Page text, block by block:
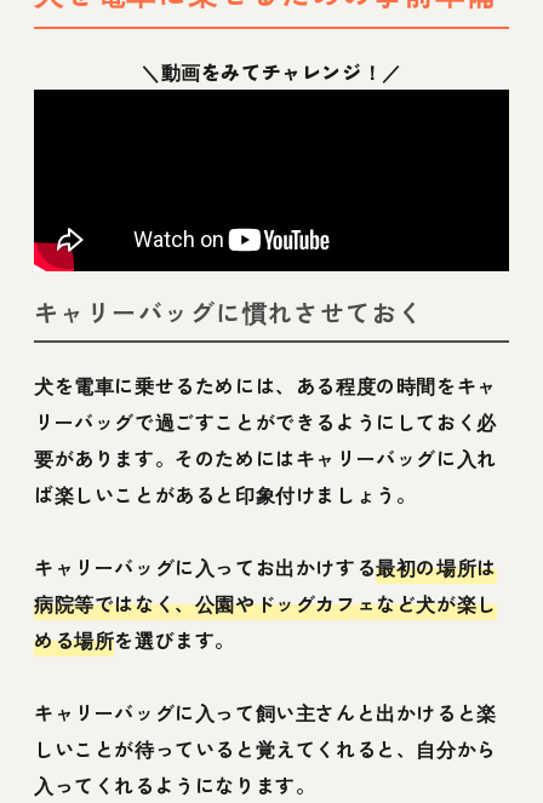
＼動画をみてチャレンジ！／
キャリーバッグに慣れさせておく
犬を電車に乗せるためには、ある程度の時間をキャ
リーバッグで過ごすことができるようにしておく必
要があります。そのためにはキャリーバッグに入れ
ば楽しいことがあると印象付けましょう。
キャリーバッグに入ってお出かけする最初の場所は
病院等ではなく、公園やドッグカフェなど犬が楽し
める場所を選びます。
キャリーバッグに入って飼い主さんと出かけると楽
しいことが待っていると覚えてくれると、自分から
入ってくれるようになります。